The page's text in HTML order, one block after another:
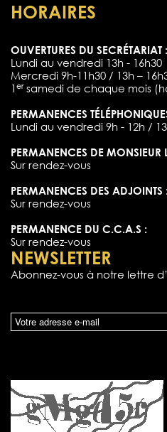
HORAIRES
OUVERTURES DU SECRÉTARIAT :
Lundi au vendredi 13h - 16h30
Mercredi 9h-11h30 / 13h –
1 ersamedi de chaque mois
PERMANENCES
Lundi au vendredi 9h - 12h /
PERMANENCES DE MONSIEUR
Sur rendez-vous
PERMANENCES DES ADJOINTS
Sur rendez-vous
PERMANENCE DU C.C.A.S :
Sur rendez-vous
NEWSLETTER
Abonnez-vous à notre lettre